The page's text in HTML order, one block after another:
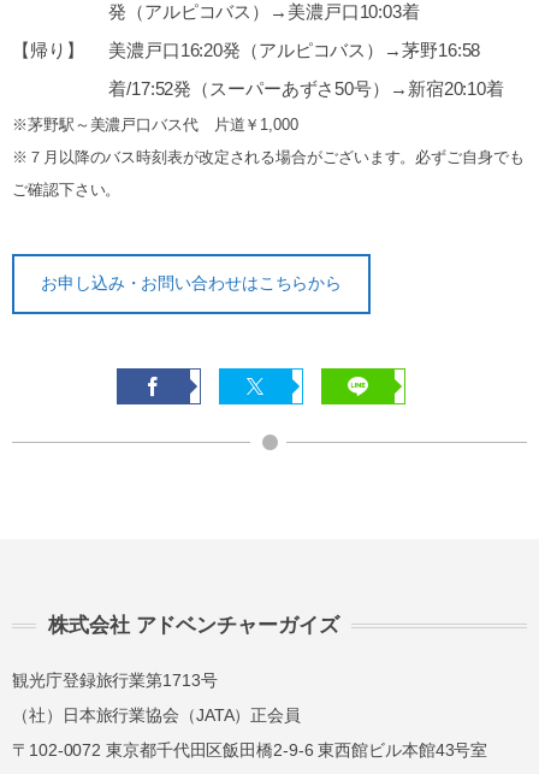
発（アルピコバス）→美濃戸口10:03着
【帰り】
美濃戸口16:20発（アルピコバス）→茅野16:58
着/17:52発（スーパーあずさ50号）→新宿20:10着
※茅野駅～美濃戸口バス代 片道￥1,000
※７月以降のバス時刻表が改定される場合がございます。必ずご自身でも
ご確認下さい。
お申し込み・お問い合わせはこちらから
株式会社 アドベンチャーガイズ
観光庁登録旅行業第1713号
（社）日本旅行業協会（JATA）正会員
〒102-0072 東京都千代田区飯田橋2-9-6 東西館ビル本館43号室